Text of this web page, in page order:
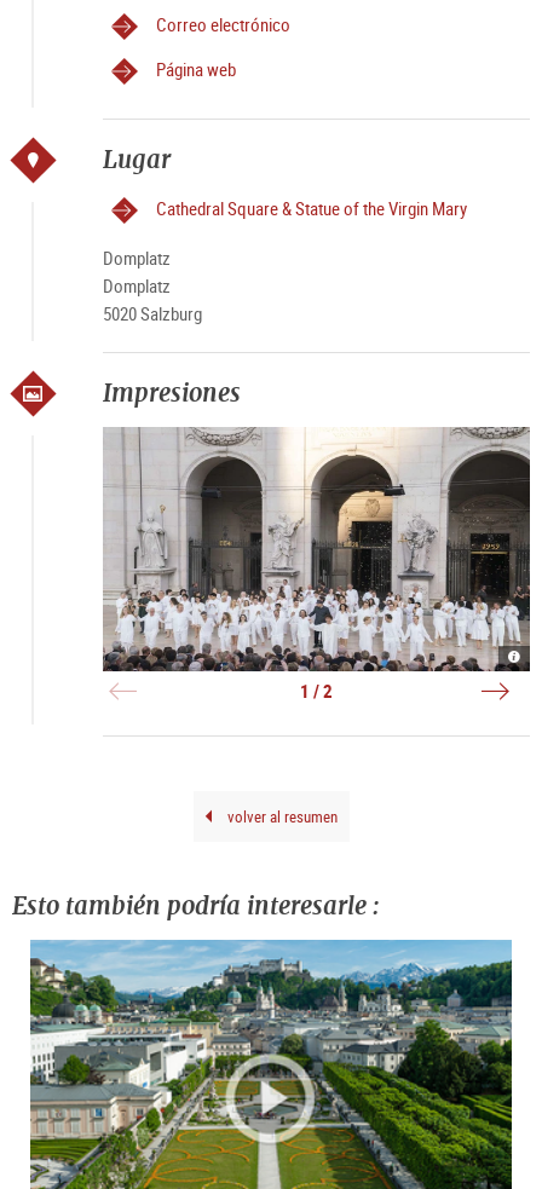
Correo electrónico
Página web
Lugar
Cathedral Square & Statue of the Virgin Mary
Domplatz
Domplatz
5020 Salzburg
Impresiones
1 / 2
volver al resumen
Esto también podría interesarle :